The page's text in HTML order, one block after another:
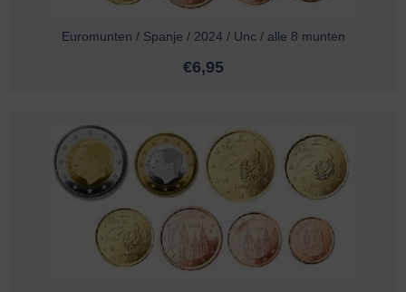
Euromunten / Spanje / 2024 / Unc / alle 8 munten
€6,95